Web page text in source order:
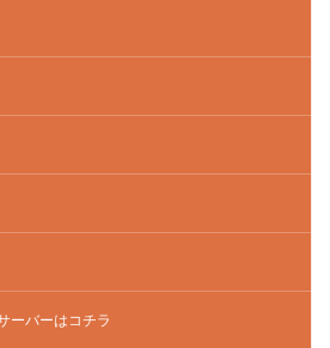
ーバーはコチラ